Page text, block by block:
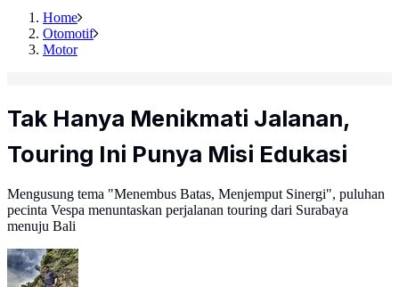
Home
Otomotif
Motor
Tak Hanya Menikmati Jalanan,
Touring Ini Punya Misi Edukasi
Mengusung tema "Menembus Batas, Menjemput Sinergi", puluhan
pecinta Vespa menuntaskan perjalanan touring dari Surabaya
menuju Bali